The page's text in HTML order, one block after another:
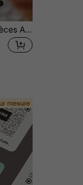
1/20/60/100/118/240 pièces Autocollants personnalisés, Étiquettes d'entreprise personnalisées, Autocollants et logos personnalisés, Autocollants de mariage, anniversaire, baptême, Auto-adhésifs, Cadeaux idéaux, Rentrée scolaire, Halloween, Noël, Indispensable pour les petites entreprises